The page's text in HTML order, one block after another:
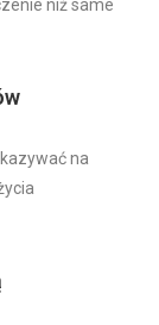
niż same
na